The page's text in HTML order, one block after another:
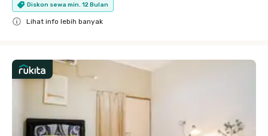
Diskon sewa min. 12 Bulan
Lihat info lebih banyak